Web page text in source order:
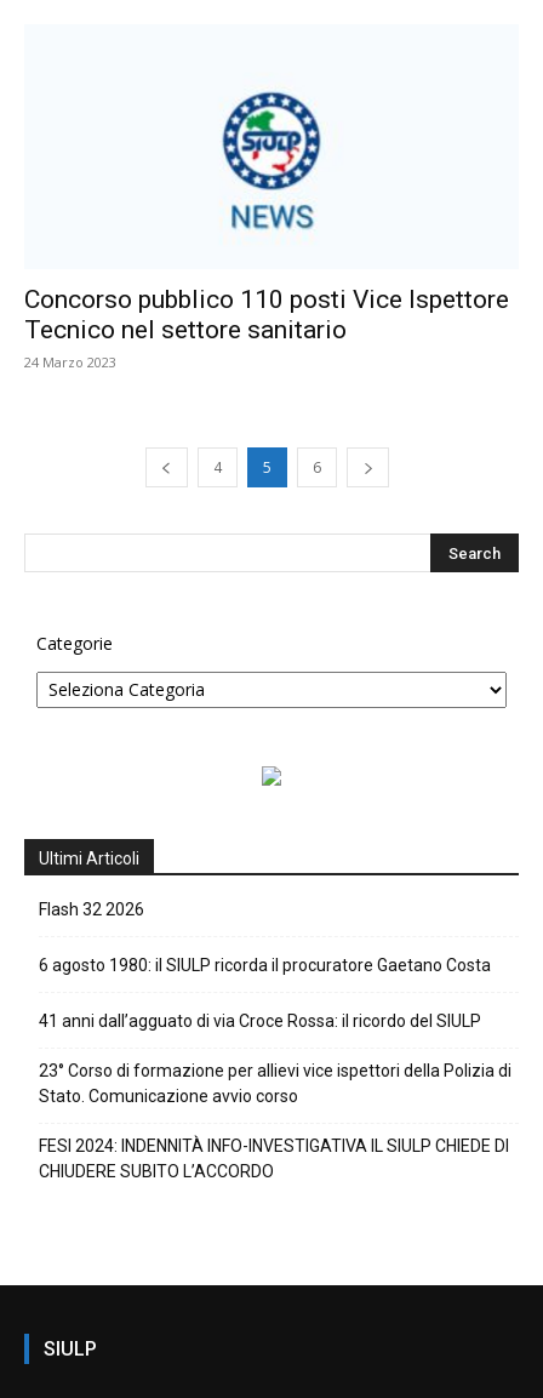
Concorso pubblico 110 posti Vice Ispettore
Tecnico nel settore sanitario
24 Marzo 2023
4 5 6
Categorie
Ultimi Articoli
Flash 32 2026
6 agosto 1980: il SIULP ricorda il procuratore Gaetano Costa
41 anni dall’agguato di via Croce Rossa: il ricordo del SIULP
23° Corso di formazione per allievi vice ispettori della Polizia di
Stato. Comunicazione avvio corso
FESI 2024: INDENNITÀ INFO-INVESTIGATIVA IL SIULP CHIEDE DI
CHIUDERE SUBITO L’ACCORDO
SIULP